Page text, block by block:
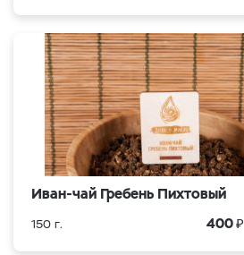
Иван-чай Гребень Пихтовый
150 г. 400₽